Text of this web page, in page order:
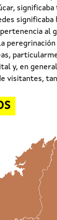
significaba
al
y, en
visitantes,